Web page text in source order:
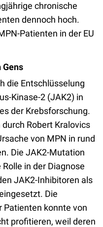
chronische
dennoch hoch.
Patienten in der EU
Gens
die Entschlüsselung
Kinase-2 (JAK2) in
der Krebsforschung.
Robert Kralovics
von MPN in rund
Die JAK2-Mutation
in der Diagnose
JAK2-Inhibitoren als
Die
Patienten konnte von
profitieren, weil deren